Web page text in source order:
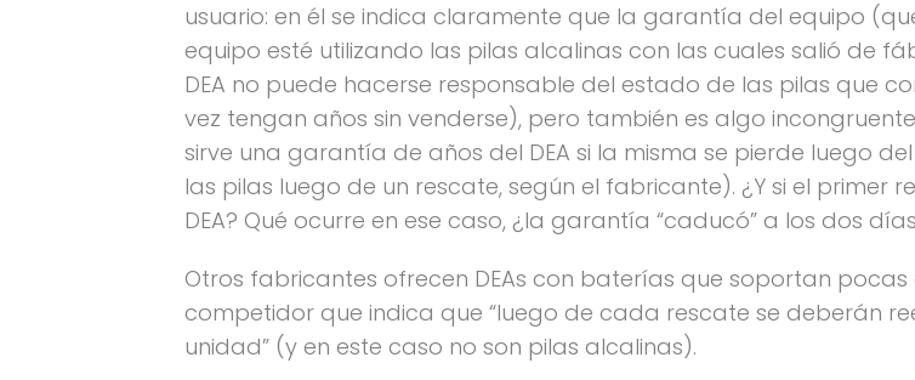
usuario: en él se indica claramente que la garantía del equipo
equipo esté utilizando las pilas alcalinas con las cuales salió de
DEA no puede hacerse responsable del estado de las pilas que
vez tengan años sin venderse), pero también es algo
sirve una garantía de años del DEA si la misma se pierde luego
las pilas luego de un rescate, según el fabricante). ¿Y si el primer
DEA? Qué ocurre en ese caso, ¿la garantía “caducó” a los dos
Otros fabricantes ofrecen DEAs con baterías que soportan
competidor que indica que “luego de cada rescate se deberán
unidad” (y en este caso no son pilas alcalinas).